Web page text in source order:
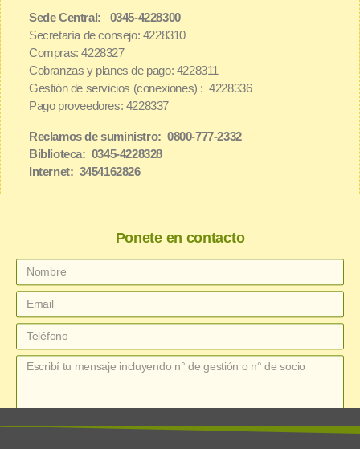
Sede Central: 0345-4228300
Secretaría de consejo: 4228310
Compras: 4228327
Cobranzas y planes de pago: 4228311
Gestión de servicios (conexiones) : 4228336
Pago proveedores: 4228337
Reclamos de suministro: 0800-777-2332
Biblioteca: 0345-4228328
Internet: 3454162826
Ponete en contacto